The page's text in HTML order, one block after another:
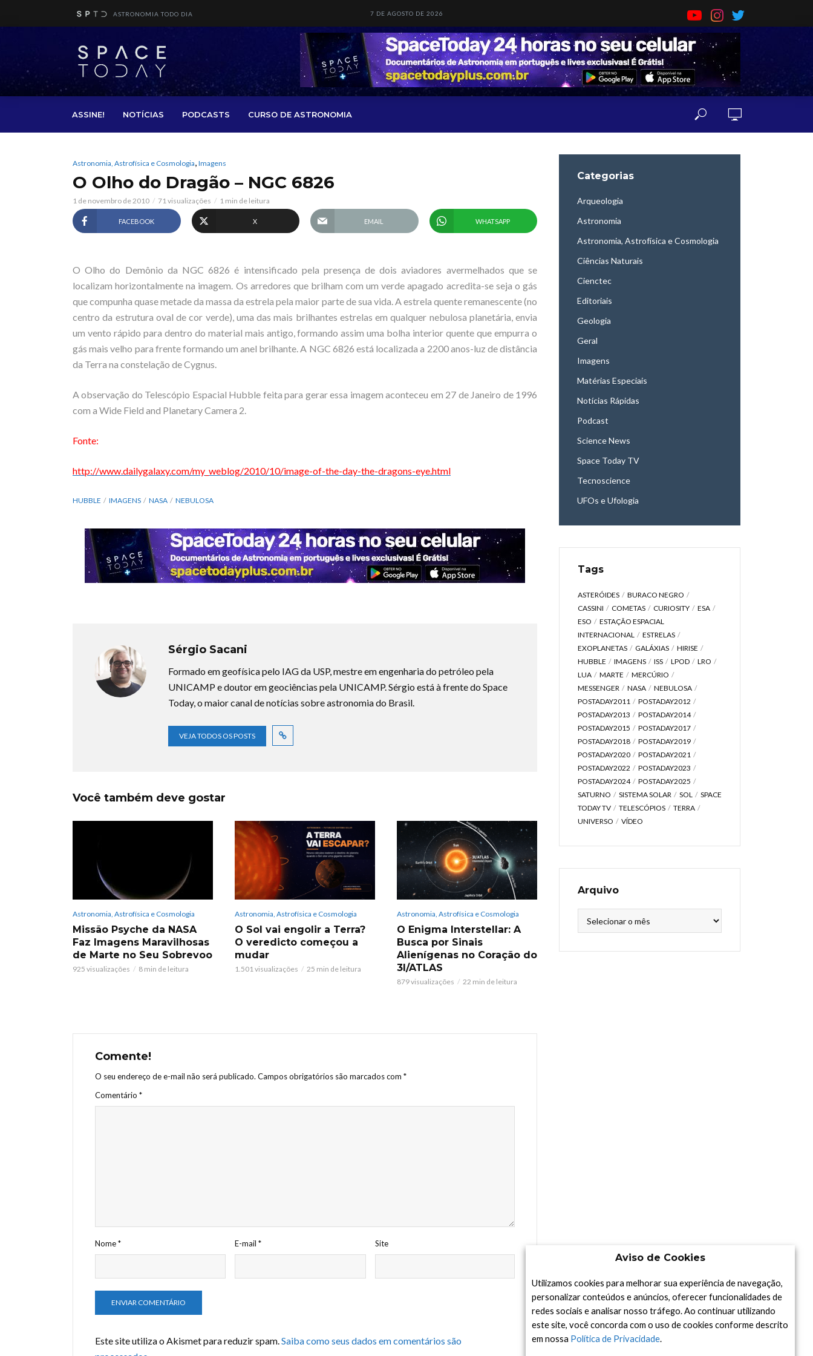
ASTRONOMIA TODO DIA 7 DE AGOSTO DE 2026
ASSINE! NOTÍCIAS PODCASTS CURSO DE ASTRONOMIA
Astronomia, Astrofísica e Cosmologia, Imagens
O Olho do Dragão – NGC 6826
1 de novembro de 2010 71 visualizações 1 min de leitura
FACEBOOK X EMAIL WHATSAPP
O Olho do Demônio da NGC 6826 é intensificado pela presença de dois aviadores avermelhados que se
localizam horizontalmente na imagem. Os arredores que brilham com um verde apagado acredita-se seja o gás
que compunha quase metade da massa da estrela pela maior parte de sua vida. A estrela quente remanescente (no
centro da estrutura oval de cor verde), uma das mais brilhantes estrelas em qualquer nebulosa planetária, envia
um vento rápido para dentro do material mais antigo, formando assim uma bolha interior quente que empurra o
gás mais velho para frente formando um anel brilhante. A NGC 6826 está localizada a 2200 anos-luz de distância
da Terra na constelação de Cygnus.
A observação do Telescópio Espacial Hubble feita para gerar essa imagem aconteceu em 27 de Janeiro de 1996
com a Wide Field and Planetary Camera 2.
Fonte:
http://www.dailygalaxy.com/my_weblog/2010/10/image-of-the-day-the-dragons-eye.html
HUBBLE IMAGENS NASA NEBULOSA
Sérgio Sacani
Formado em geofísica pelo IAG da USP, mestre em engenharia do petróleo pela
UNICAMP e doutor em geociências pela UNICAMP. Sérgio está à frente do Space
Today, o maior canal de notícias sobre astronomia do Brasil.
VEJA TODOS OS POSTS
Você também deve gostar
Astronomia, Astrofísica e Cosmologia
Missão Psyche da NASA
Faz Imagens Maravilhosas
de Marte no Seu Sobrevoo
925 visualizações 8 min de leitura
Astronomia, Astrofísica e Cosmologia
O Sol vai engolir a Terra?
O veredicto começou a
mudar
1.501 visualizações 25 min de leitura
Astronomia, Astrofísica e Cosmologia
O Enigma Interstellar: A
Busca por Sinais
Alienígenas no Coração do
3I/ATLAS
879 visualizações 22 min de leitura
Comente!
O seu endereço de e-mail não será publicado. Campos obrigatórios são marcados com *
Comentário *
Nome* E-mail* Site
Este site utiliza o Akismet para reduzir spam.Saiba como seus dados em comentários são
Categorias
Arqueologia
Astronomia
Astronomia, Astrofísica e Cosmologia
Ciências Naturais
Cienctec
Editoriais
Geologia
Geral
Imagens
Matérias Especiais
Notícias Rápidas
Podcast
Science News
Space Today TV
Tecnoscience
UFOs e Ufologia
Tags
ASTERÓIDES
BURACO NEGRO
CASSINI
COMETAS CURIOSITY
ESA
ESO
ESTAÇÃO ESPACIAL
INTERNACIONAL
ESTRELAS
EXOPLANETAS
GALÁXIAS
HIRISE
HUBBLE
IMAGENS ISS LPOD
LRO
LUA
MARTE
MERCÚRIO
MESSENGER
NASA
NEBULOSA
POSTADAY2011
POSTADAY2012
POSTADAY2013
POSTADAY2014
POSTADAY2015
POSTADAY2017
POSTADAY2018
POSTADAY2019
POSTADAY2020
POSTADAY2021
POSTADAY2022
POSTADAY2023
POSTADAY2024
POSTADAY2025
SATURNO
SISTEMA SOLAR SOL
SPACE
TODAY TV
TELESCÓPIOS
TERRA
UNIVERSO
VÍDEO
Arquivo
Aviso de Cookies
Utilizamos cookies para melhorar sua experiência de navegação,
personalizar conteúdos e anúncios, oferecer funcionalidades de
redes sociais e analisar nosso tráfego. Ao continuar utilizando
este site, você concorda com o uso de cookies conforme descrito
em nossa Política de Privacidade.